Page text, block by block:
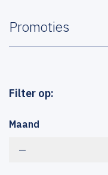
Promoties
Filter op:
Maand
—